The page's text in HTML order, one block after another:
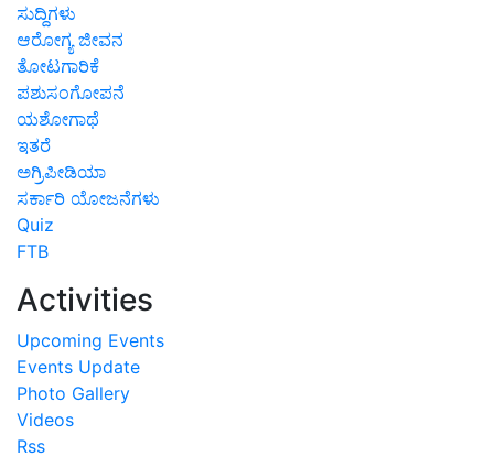
ಸುದ್ದಿಗಳು
ಆರೋಗ್ಯ ಜೀವನ
ತೋಟಗಾರಿಕೆ
ಪಶುಸಂಗೋಪನೆ
ಯಶೋಗಾಥೆ
ಇತರೆ
ಅಗ್ರಿಪೀಡಿಯಾ
ಸರ್ಕಾರಿ ಯೋಜನೆಗಳು
Quiz
FTB
Activities
Upcoming Events
Events Update
Photo Gallery
Videos
Rss